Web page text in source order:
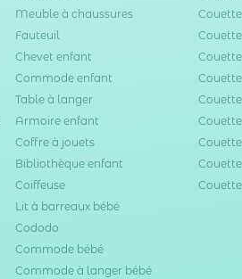
Meuble à chaussures
Fauteuil
Chevet enfant
Commode enfant
Table à langer
Armoire enfant
Coffre à jouets
Bibliothèque enfant
Coiffeuse
Lit à barreaux bébé
Cododo
Commode bébé
Commode à langer bébé